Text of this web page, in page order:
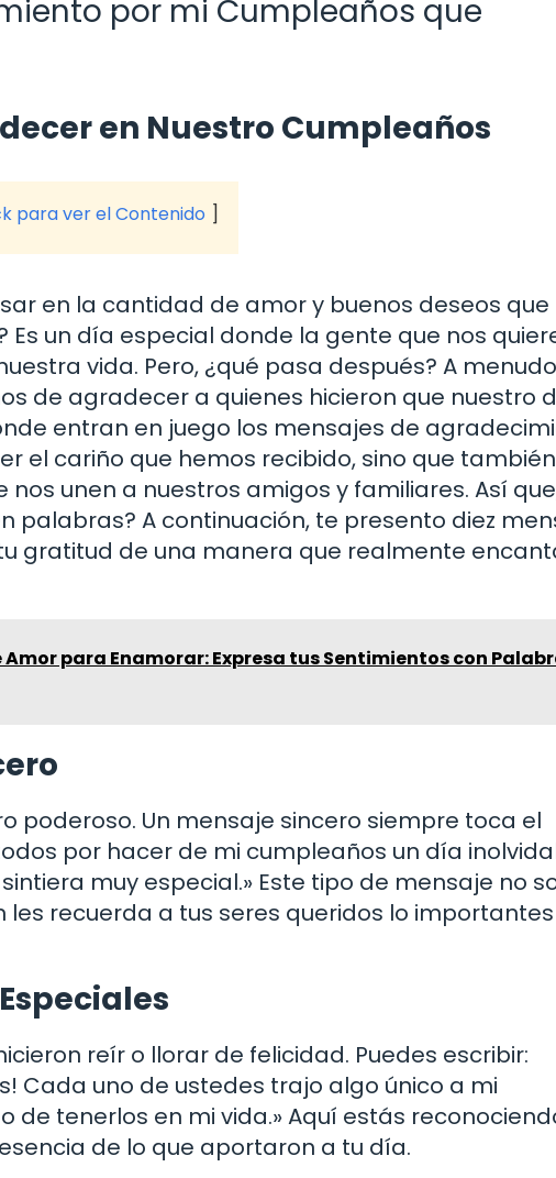
por mi Cumpleaños que
en Nuestro Cumpleaños
para ver el Contenido
en la cantidad de amor y buenos deseos que
un día especial donde la gente que nos
vida. Pero, ¿qué pasa después? A
de agradecer a quienes hicieron que nuestro
entran en juego los mensajes de
el cariño que hemos recibido, sino que también
unen a nuestros amigos y familiares. Así
palabras? A continuación, te presento diez
gratitud de una manera que realmente
para Enamorar: Expresa tus Sentimientos con
poderoso. Un mensaje sincero siempre toca el
por hacer de mi cumpleaños un día
muy especial.» Este tipo de mensaje no
recuerda a tus seres queridos lo
reír o llorar de felicidad. Puedes escribir:
Cada uno de ustedes trajo algo único a mi
tenerlos en mi vida.» Aquí estás
de lo que aportaron a tu día.